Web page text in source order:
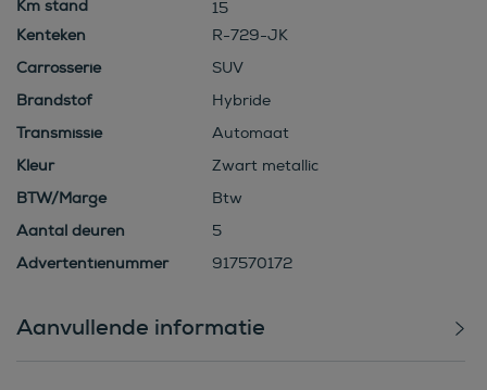
15
Kenteken
R-729-JK
Carrosserie
SUV
Brandstof
Hybride
Transmissie
Automaat
Kleur
Zwart metallic
BTW/Marge
Btw
Aantal deuren
5
Advertentienummer
917570172
Aanvullende informatie